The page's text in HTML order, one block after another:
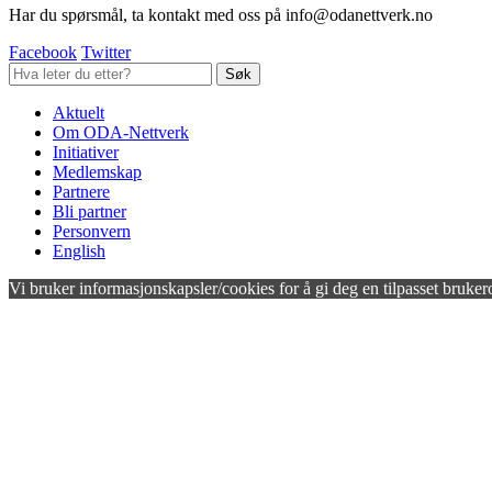
Har du spørsmål, ta kontakt med oss på info@odanettverk.no
Facebook Twitter
Aktuelt
Om ODA-Nettverk
Initiativer
Medlemskap
Partnere
Bli partner
Personvern
English
Vi bruker informasjonskapsler/cookies for å gi deg en tilpasset